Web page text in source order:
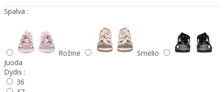
Spalva :
Rožinė
Smėlio
Juoda
Dydis :
36